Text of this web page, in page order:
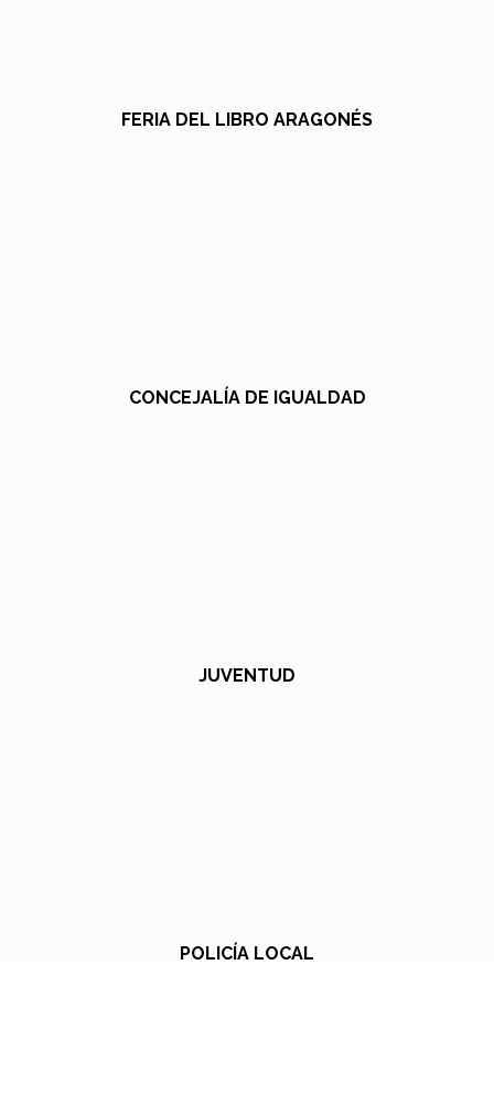
FERIA DEL LIBRO ARAGONÉS
CONCEJALÍA DE IGUALDAD
JUVENTUD
POLICÍA LOCAL